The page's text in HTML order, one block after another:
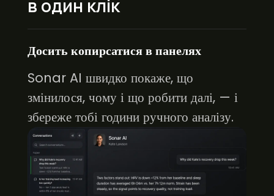
в один клік
Досить копирсатися в панелях
Sonar AI швидко покаже, що
змінилося, чому і що робити далі, — і
збереже тобі години ручного аналізу.